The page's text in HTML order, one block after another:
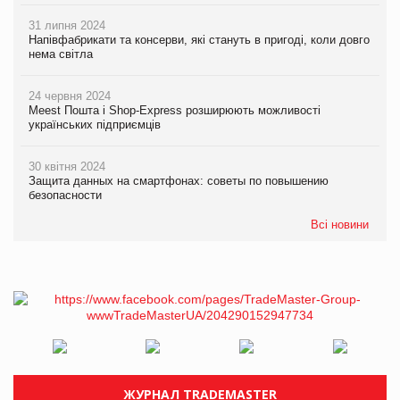
31 липня 2024
Напівфабрикати та консерви, які стануть в пригоді, коли довго
нема світла
24 червня 2024
Meest Пошта і Shop-Express розширюють можливості
українських підприємців
30 квітня 2024
Защита данных на смартфонах: советы по повышению
безопасности
Всі новини
ЖУРНАЛ TRADEMASTER